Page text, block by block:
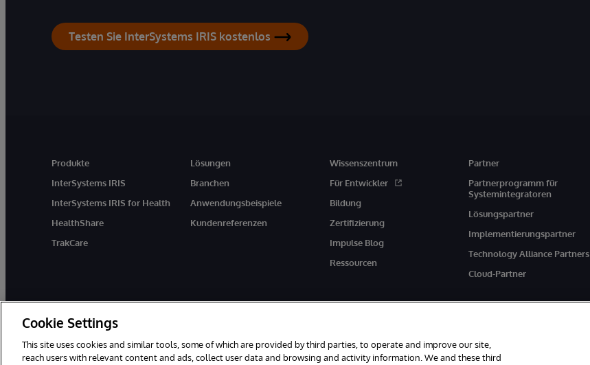
Testen Sie InterSystems IRIS kostenlos
Produkte
InterSystems IRIS
InterSystems IRIS for Health
HealthShare
TrakCare
Lösungen
Branchen
Anwendungsbeispiele
Kundenreferenzen
Wissenszentrum
Für Entwickler
Bildung
Zertifizierung
Impulse Blog
Ressourcen
Partner
Partnerprogramm für
Systemintegratoren
Lösungspartner
Implementierungspartner
Technology Alliance Partners
Cloud-Partner
Cookie Settings
This site uses cookies and similar tools, some of which are provided by third parties, to operate and improve our site,
reach users with relevant content and ads, collect user data and browsing and activity information. We and these third